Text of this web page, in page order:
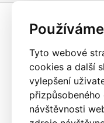
Tyto webové
cookies a další
vylepšení
přizpůsobeného
návštěvnosti
Density Polyethylen)
Fotografie je pouze